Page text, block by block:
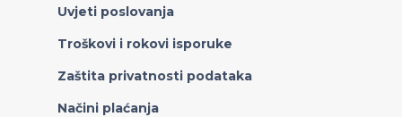
Uvjeti poslovanja
Troškovi i rokovi isporuke
Zaštita privatnosti podataka
Načini plaćanja